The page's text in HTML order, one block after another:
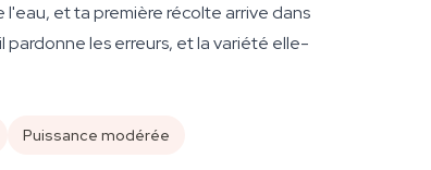
et ta première récolte arrive dans
pardonne les erreurs, et la variété elle-
Puissance modérée